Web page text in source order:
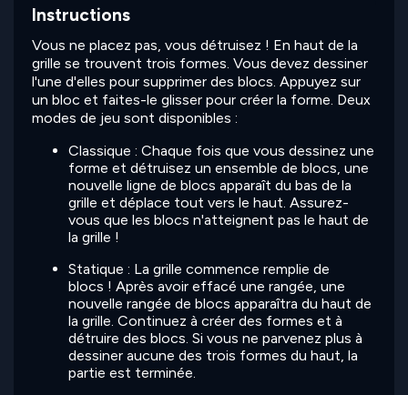
Instructions
Vous ne placez pas, vous détruisez ! En haut de la
grille se trouvent trois formes. Vous devez dessiner
l'une d'elles pour supprimer des blocs. Appuyez sur
un bloc et faites-le glisser pour créer la forme. Deux
modes de jeu sont disponibles :
Classique : Chaque fois que vous dessinez une
forme et détruisez un ensemble de blocs, une
nouvelle ligne de blocs apparaît du bas de la
grille et déplace tout vers le haut. Assurez-
vous que les blocs n'atteignent pas le haut de
la grille !
Statique : La grille commence remplie de
blocs ! Après avoir effacé une rangée, une
nouvelle rangée de blocs apparaîtra du haut de
la grille. Continuez à créer des formes et à
détruire des blocs. Si vous ne parvenez plus à
dessiner aucune des trois formes du haut, la
partie est terminée.